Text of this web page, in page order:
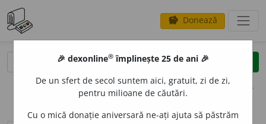
savings Donează
clear
opțiuni
🎉 dexonline® împlinește 25 de ani 🎉
De un sfert de secol suntem aici, gratuit, zi de zi,
pentru milioane de căutări.
Cu o mică donație aniversară ne-ați ajuta să păstrăm